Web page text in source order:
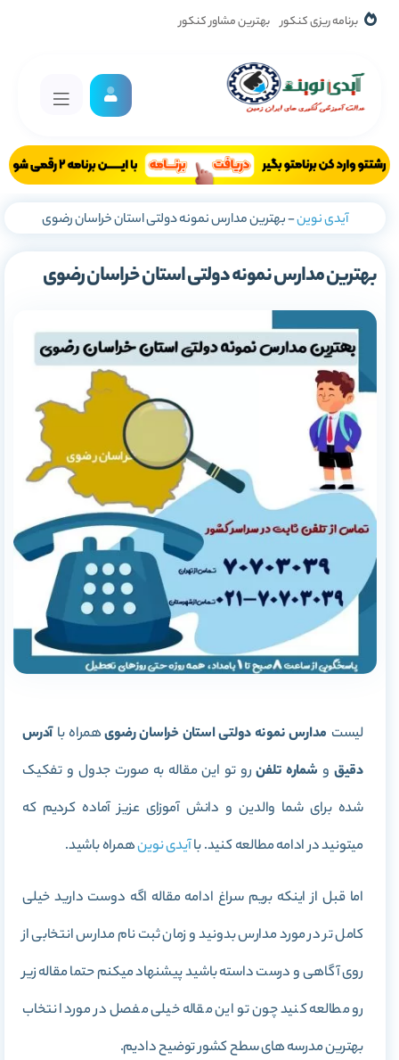
برنامه ریزی کنکور بهترین مشاور کنکور
آیدی نوین-بهترین مدارس نمونه دولتی استان خراسان رضوی
بهترین مدارس نمونه دولتی استان خراسان رضوی
لیست مدارس نمونه دولتی استان خراسان رضویهمراه باآدرس
دقیق و شماره تلفنرو تو این مقاله به صورت جدول و تفکیک
شده برای شما والدین و دانش آموزای عزیز آماده کردیم که
میتونید در ادامه مطالعه کنید. باآیدی نوینهمراه باشید.
اما قبل از اینکه بریم سراغ ادامه مقاله اگه دوست دارید خیلی
کامل تر در مورد مدارس بدونید و زمان ثبت نام مدارس انتخابی از
روی آگاهی و درست داسته باشید پیشنهاد میکنم حتما مقاله زیر
رو مطالعه کنید چون تو این مقاله خیلی مفصل در مورد انتخاب
بهترین مدرسه های سطح کشور توضیح دادیم.